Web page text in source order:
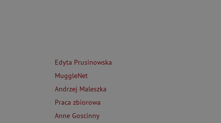
Edyta Prusinowska
MuggleNet
Andrzej Maleszka
Praca zbiorowa
Anne Goscinny